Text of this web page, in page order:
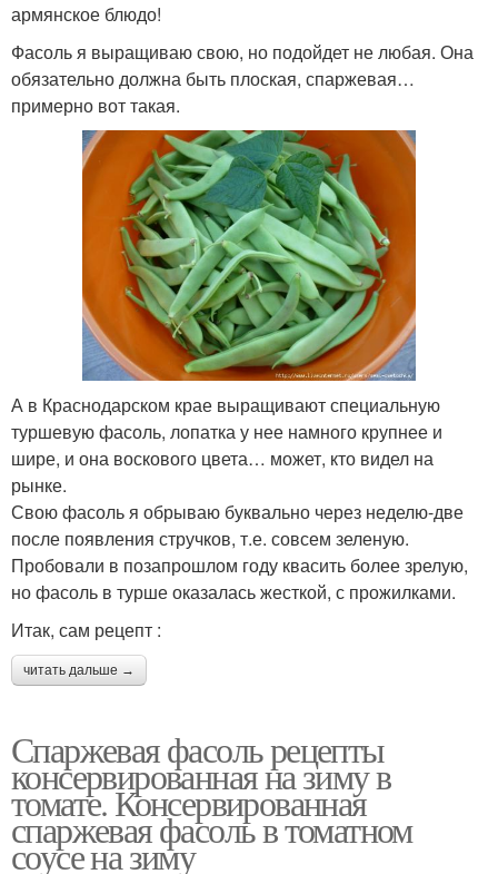
армянское блюдо!
Фасоль я выращиваю свою, но подойдет не любая. Она
обязательно должна быть плоская, спаржевая…
примерно вот такая.
А в Краснодарском крае выращивают специальную
туршевую фасоль, лопатка у нее намного крупнее и
шире, и она воскового цвета… может, кто видел на
рынке.
Свою фасоль я обрываю буквально через неделю-две
после появления стручков, т.е. совсем зеленую.
Пробовали в позапрошлом году квасить более зрелую,
но фасоль в турше оказалась жесткой, с прожилками.
Итак, сам рецепт :
читать дальше →
Спаржевая фасоль рецепты
консервированная на зиму в
томате. Консервированная
спаржевая фасоль в томатном
соусе на зиму